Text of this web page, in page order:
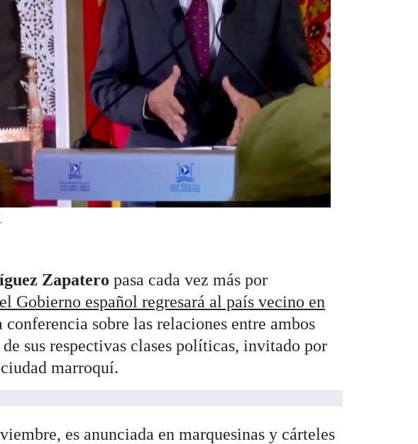
Zapatero pasa cada vez más por
Gobierno español regresará al país vecino en
sobre las relaciones entre ambos
sus respectivas clases políticas, invitado por
marroquí.
es anunciada en marquesinas y cárteles